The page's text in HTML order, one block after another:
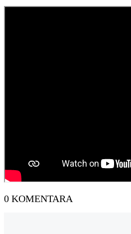
0 KOMENTARA